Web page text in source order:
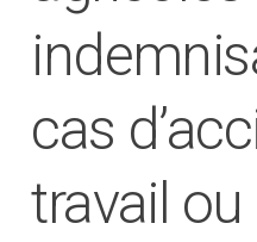
cas
travail ou